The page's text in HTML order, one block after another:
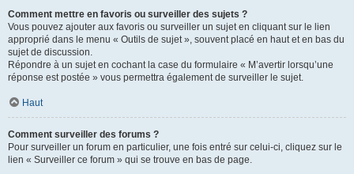
Comment mettre en favoris ou surveiller des sujets ?
Vous pouvez ajouter aux favoris ou surveiller un sujet en cliquant sur le lien
approprié dans le menu « Outils de sujet », souvent placé en haut et en bas du
sujet de discussion.
Répondre à un sujet en cochant la case du formulaire « M’avertir lorsqu’une
réponse est postée » vous permettra également de surveiller le sujet.
Haut
Comment surveiller des forums ?
Pour surveiller un forum en particulier, une fois entré sur celui-ci, cliquez sur le
lien « Surveiller ce forum » qui se trouve en bas de page.